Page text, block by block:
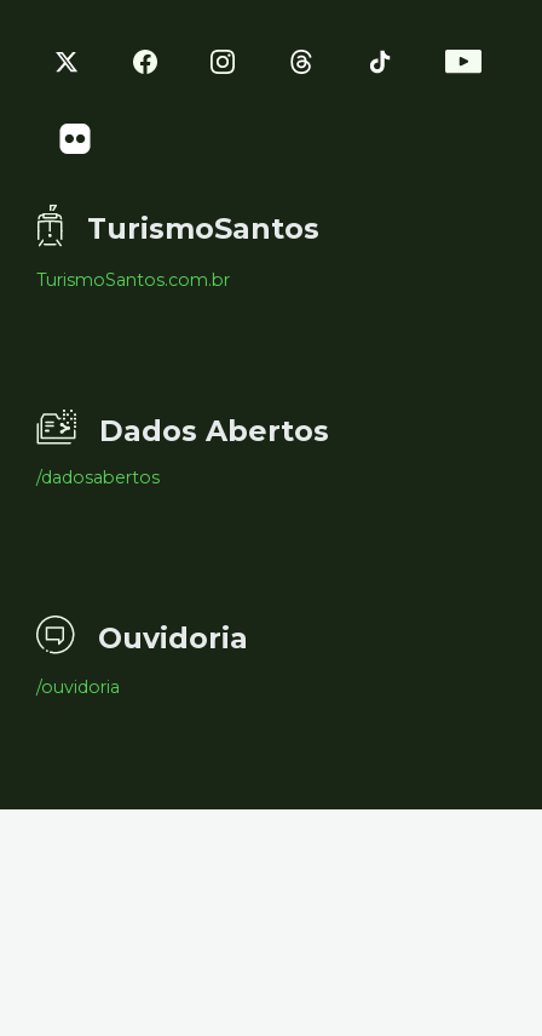
TurismoSantos
TurismoSantos.com.br
Dados Abertos
/dadosabertos
Ouvidoria
/ouvidoria